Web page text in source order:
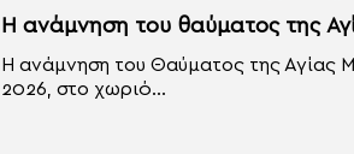
Η ανάμνηση του θαύματος της
H ανάμνηση του Θαύματος της Αγίας
2026, στο χωριό...